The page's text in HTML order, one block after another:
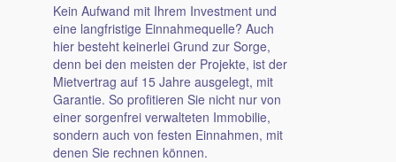
Kein Aufwand mit Ihrem Investment und
eine langfristige Einnahmequelle? Auch
hier besteht keinerlei Grund zur Sorge,
denn bei den meisten der Projekte, ist der
Mietvertrag auf 15 Jahre ausgelegt, mit
Garantie. So profitieren Sie nicht nur von
einer sorgenfrei verwalteten Immobilie,
sondern auch von festen Einnahmen, mit
denen Sie rechnen können.